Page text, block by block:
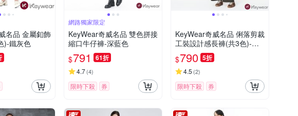
名品 金屬釦飾
)-鐵灰色
網路獨家限定
KeyWear奇威名品 雙色拼接
縮口牛仔褲-深藍色
$791 61折
4.7(4)
限時下殺 券
KeyWear奇威名品 俐落剪裁
工裝設計感長褲(共3色)-深
灰色
$790 5折
4.5 (2)
限時下殺 券